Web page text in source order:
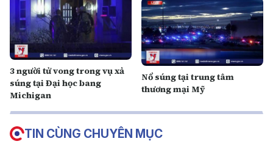
3 người tử vong trong vụ xả
súng tại Đại học bang
Michigan
Nổ súng tại trung tâm
thương mại Mỹ
TIN CÙNG CHUYÊN MỤC